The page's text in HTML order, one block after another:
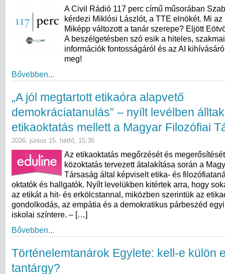
A Civil Rádió 117 perc című műsorában
kérdezi Miklósi Lászlót, a TTE elnökét. Mi
Miképp változott a tanár szerepe? Eljött
A beszélgetésben szó esik a hiteles,
információk fontosságáról és az AI
meg!
Bővebben...
„A jól megtartott etikaóra alapvető
demokráciatanulás” – nyílt levélben
etikaoktatás mellett a Magyar Filozófiai
2026. június 15. hétfő, 15:36
Az etikaoktatás megőrzését és
közoktatás tervezett átalakítása során a
Társaság által képviselt etika- és
oktatók és hallgatók. Nyílt levelükben kitértek arra, hogy
az etikát a hit- és erkölcstannal, miközben szerintük az
gondolkodás, az empátia és a demokratikus párbeszéd
iskolai színtere. – […]
Bővebben...
Történelemtanárok Egylete: kell-e külön
tantárgy?